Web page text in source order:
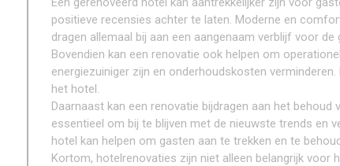
positieve recensies achter te laten. Moderne en
dragen allemaal bij aan een aangenaam verblijf voor de
Bovendien kan een renovatie ook helpen om
energiezuiniger zijn en onderhoudskosten
het hotel.
Daarnaast kan een renovatie bijdragen aan het
essentieel om bij te blijven met de nieuwste trends en
hotel kan helpen om gasten aan te trekken en te
Kortom, hotelrenovaties zijn niet alleen belangrijk voor